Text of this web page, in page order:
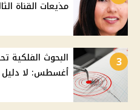
مذيعات القناة
3
أغسطس: لا دليل